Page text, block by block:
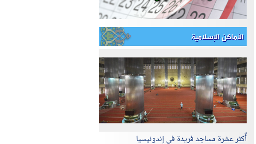
الأماكن الإسلامية
أٌكثر عشرة مساجد فريدة في إندونيسيا